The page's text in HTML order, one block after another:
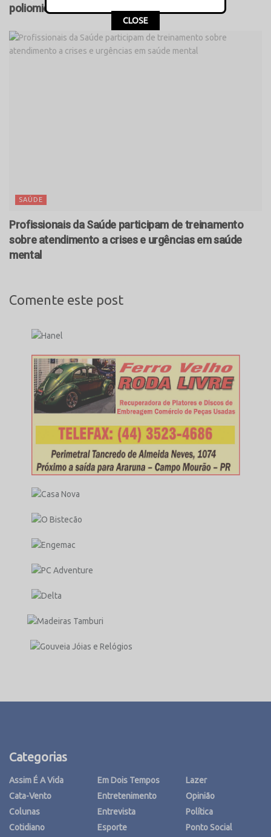
poliomielite com reforço aos 4 anos
SAÚDE
Profissionais da Saúde participam de treinamento
sobre atendimento a crises e urgências em saúde
mental
Comente este post
Categorias
Assim É A Vida
Cata-Vento
Colunas
Cotidiano
Em Dois Tempos
Entretenimento
Entrevista
Esporte
Lazer
Opinião
Política
Ponto Social
CLOSE